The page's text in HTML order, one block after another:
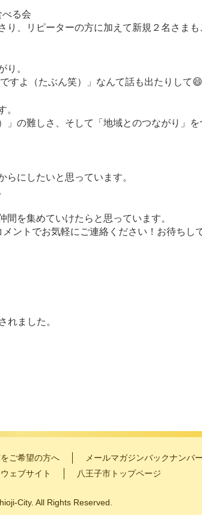
る会
、リピーターの方に加えて新規２名さまも
り。
すよ（たぶん笑）」なんて話も出たりして😄
。
の難しさ、そして「地域とのつながり」
にしたいと思っています。
を集めていけたらと思っています。
ントでお気軽にご連絡ください！お待ちし
れました。
ご希望の方へ メールマガジンバックナンバー
ェブサイト
八王子市トップページ
City. All Rights Reserved.